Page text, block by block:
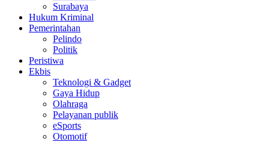
Surabaya
Hukum Kriminal
Pemerintahan
Pelindo
Politik
Peristiwa
Ekbis
Teknologi & Gadget
Gaya Hidup
Olahraga
Pelayanan publik
eSports
Otomotif